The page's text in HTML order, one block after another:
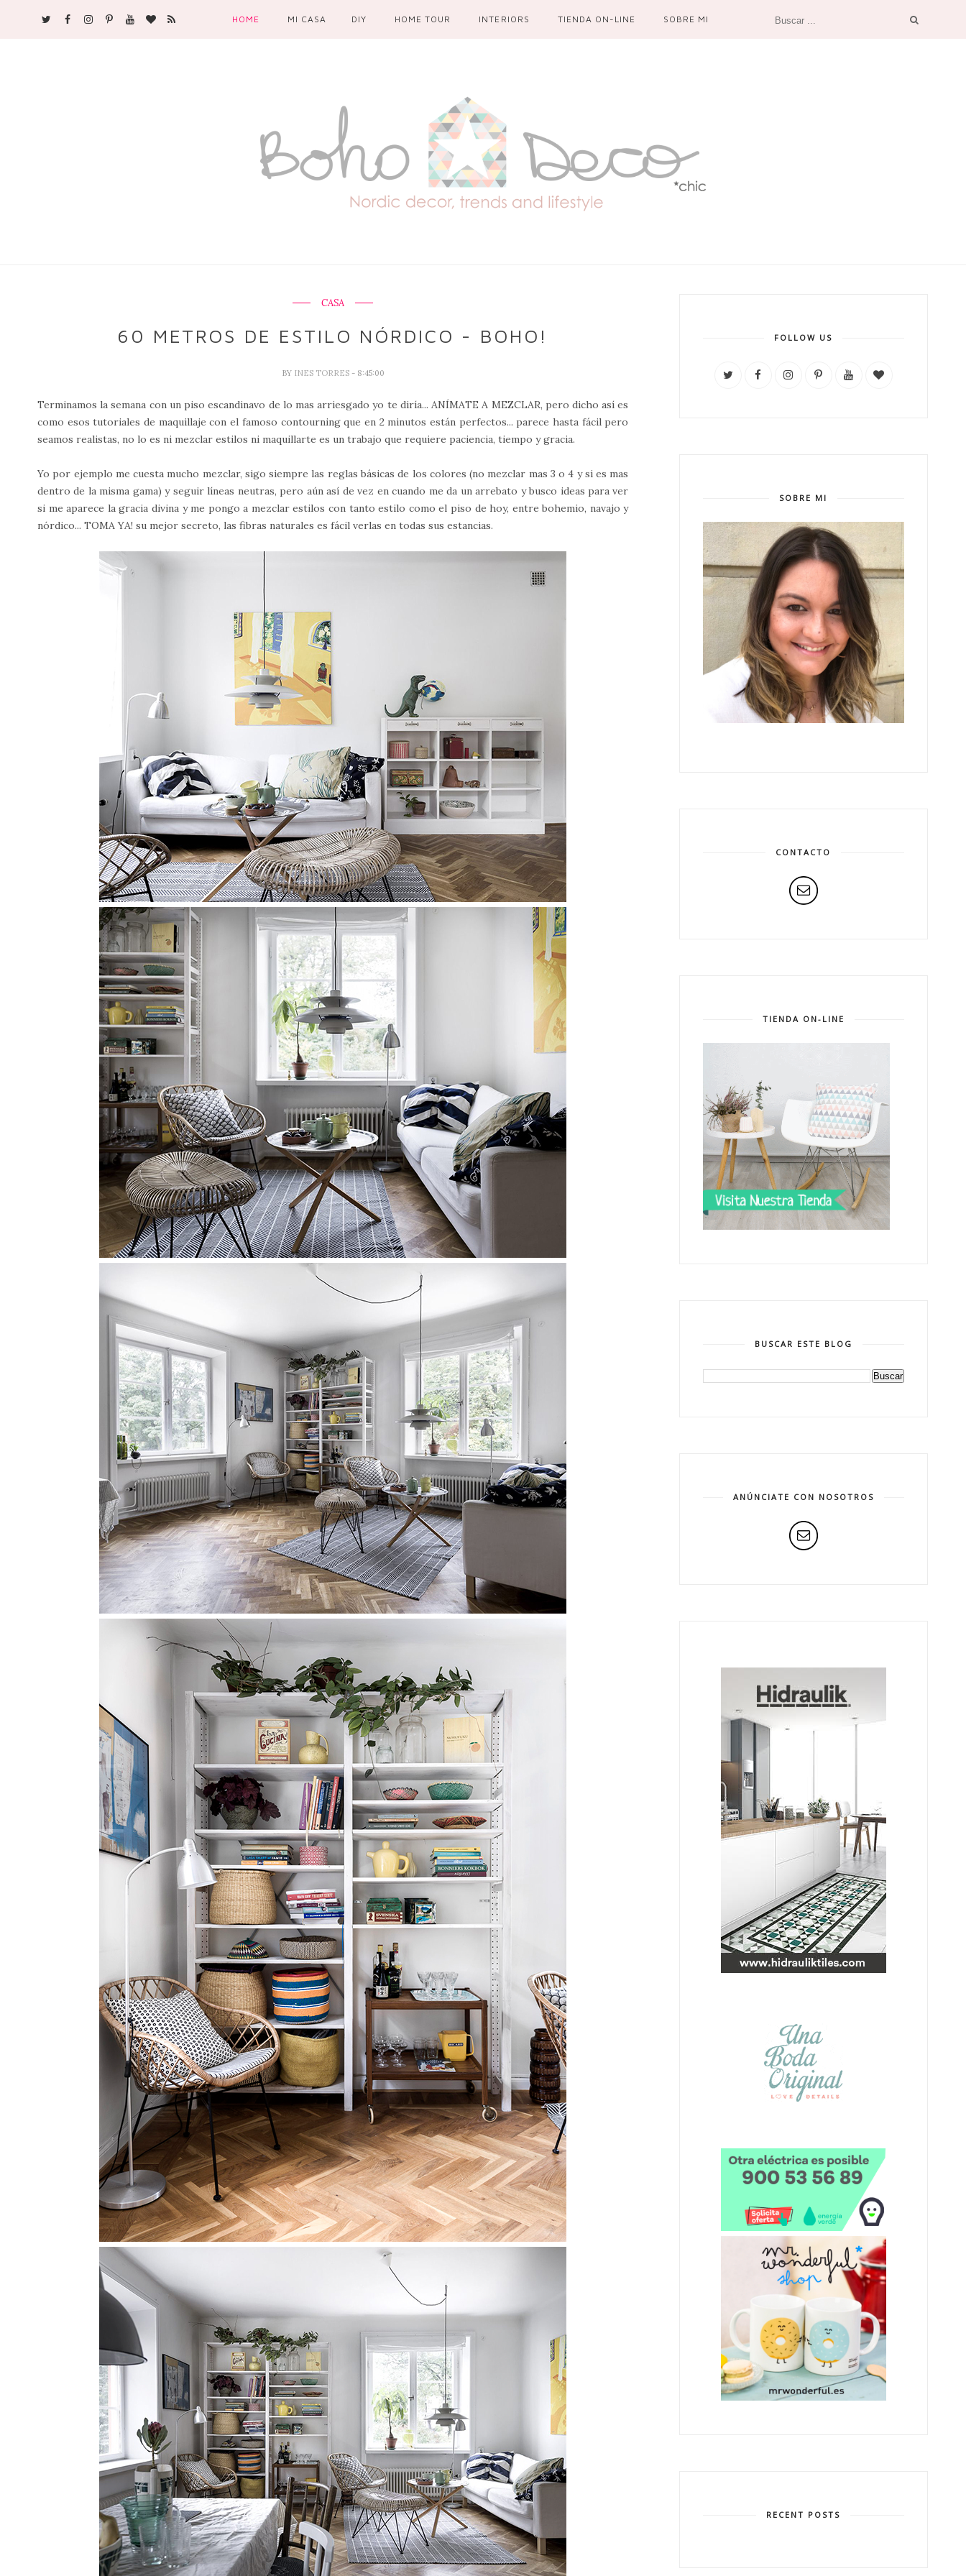
HOME MI CASA DIY HOME TOUR INTERIORS TIENDA ON-LINE SOBRE MI
CASA
60 METROS DE ESTILO NÓRDICO - BOHO!
BY INES TORRES - 8:45:00
Terminamos la semana con un piso escandinavo de lo mas arriesgado yo te diría... ANÍMATE A MEZCLAR, pero dicho así es
como esos tutoriales de maquillaje con el famoso contourning que en 2 minutos están perfectos... parece hasta fácil pero
seamos realistas, no lo es ni mezclar estilos ni maquillarte es un trabajo que requiere paciencia, tiempo y gracia.
Yo por ejemplo me cuesta mucho mezclar, sigo siempre las reglas básicas de los colores (no mezclar mas 3 o 4 y si es mas
dentro de la misma gama) y seguir líneas neutras, pero aún así de vez en cuando me da un arrebato y busco ideas para ver
si me aparece la gracia divina y me pongo a mezclar estilos con tanto estilo como el piso de hoy, entre bohemio, navajo y
nórdico... TOMA YA! su mejor secreto, las fibras naturales es fácil verlas en todas sus estancias.
FOLLOW US
SOBRE MI
CONTACTO
TIENDA ON-LINE
BUSCAR ESTE BLOG
ANÚNCIATE CON NOSOTROS
RECENT POSTS